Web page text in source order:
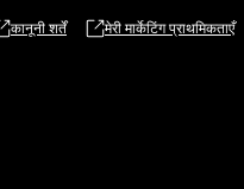
कानूनी शर्तें मेरी मार्केटिंग प्राथमिकताएँ